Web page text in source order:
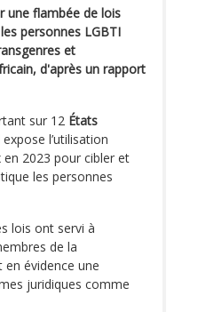
une flambée de lois
personnes LGBTI
et
d'après un rapport
sur 12 États
expose l’utilisation
2023 pour cibler et
les personnes
lois ont servi à
de la
évidence une
juridiques comme